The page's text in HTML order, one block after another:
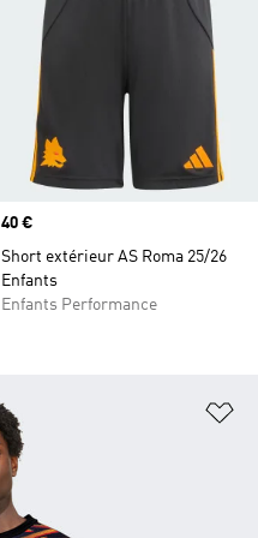
Prix
40 €
Short extérieur AS Roma 25/26
Enfants
Enfants Performance